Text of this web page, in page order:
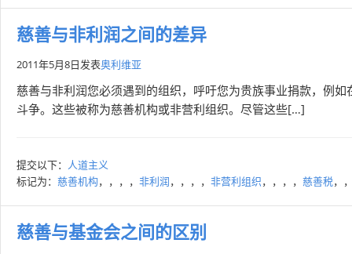
慈善与非利润之间的差异
2011年5月8日发表奥利维亚
慈善与非利润您必须遇到的组织，呼吁您为贵族事业捐款，例
斗争。这些被称为慈善机构或非营利组织。尽管这些[…]
提交以下： 人道主义
标记为： 慈善机构，，，， 非利润，，，， 非营利组织，，，， 慈善税，
慈善与基金会之间的区别